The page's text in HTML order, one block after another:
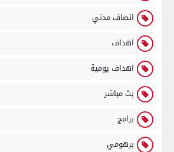
انصاف مدني
اهداف
اهداف يومية
بث مباشر
برامج
برهومي